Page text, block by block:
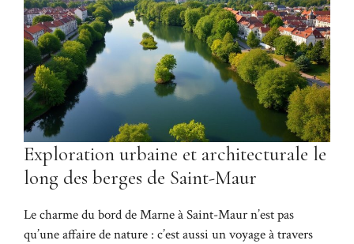
Exploration urbaine et architecturale le
long des berges de Saint-Maur
Le charme du bord de Marne à Saint-Maur n’est pas
qu’une affaire de nature : c’est aussi un voyage à travers